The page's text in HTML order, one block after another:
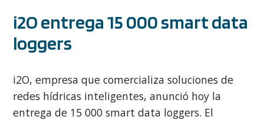
i2O entrega 15 000 smart data
loggers
i2O, empresa que comercializa soluciones de
redes hídricas inteligentes, anunció hoy la
entrega de 15 000 smart data loggers. El